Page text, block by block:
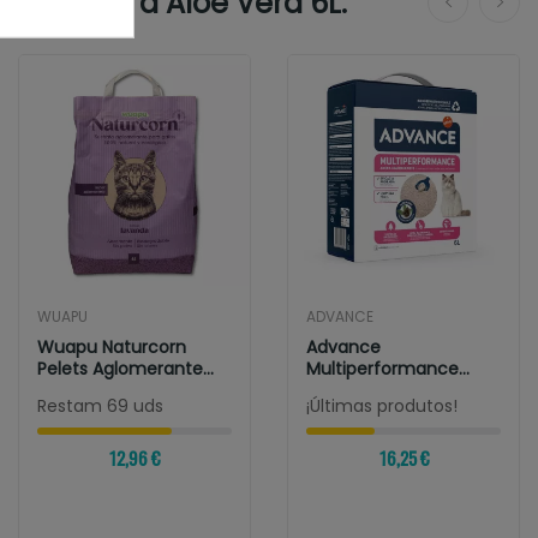
WUAPU
Wuapu Naturcorn
Pelets Aglomerante
Restam 69 uds
12,96 €
ADVANCE
Advance
Multiperformance
Arena Aglomerante
¡Últimas produtos!
16,25 €